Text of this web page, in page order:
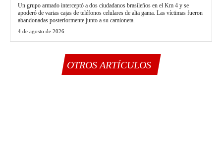
Un grupo armado interceptó a dos ciudadanos brasileños en el Km 4 y se
apoderó de varias cajas de teléfonos celulares de alta gama. Las víctimas fueron
abandonadas posteriormente junto a su camioneta.
4 de agosto de 2026
OTROS ARTÍCULOS